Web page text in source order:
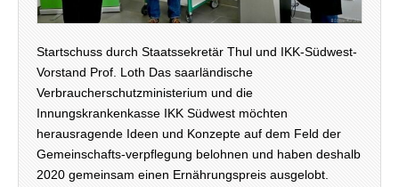
Startschuss durch Staatssekretär Thul und IKK-Südwest-
Vorstand Prof. Loth Das saarländische
Verbraucherschutzministerium und die
Innungskrankenkasse IKK Südwest möchten
herausragende Ideen und Konzepte auf dem Feld der
Gemeinschafts-verpflegung belohnen und haben deshalb
2020 gemeinsam einen Ernährungspreis ausgelobt.